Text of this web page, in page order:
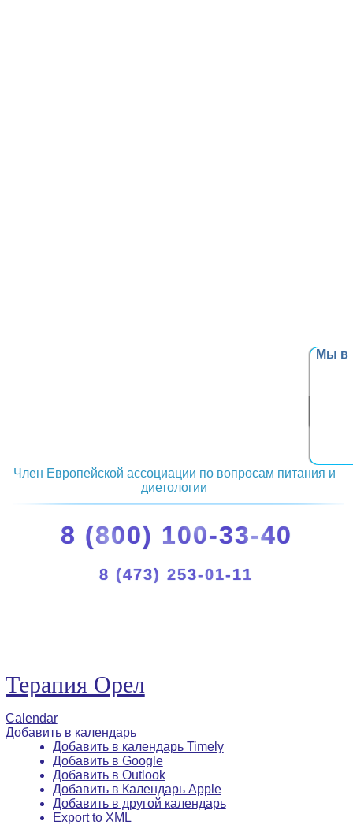
Мы в
Член Европейской ассоциации по вопросам питания и
диетологии
8 (800) 100-33-40
8 (473) 253-01-11
Терапия Орел
Calendar
Добавить в календарь
Добавить в календарь Timely
Добавить в Google
Добавить в Outlook
Добавить в Календарь Apple
Добавить в другой календарь
Export to XML